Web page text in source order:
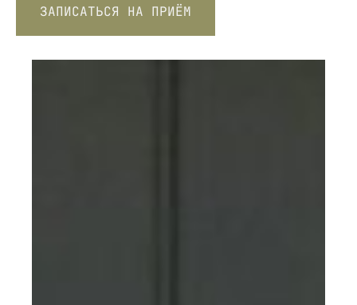
ЗАПИСАТЬСЯ НА ПРИЁМ